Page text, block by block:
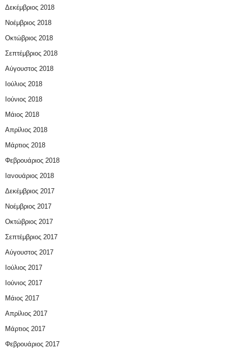
Δεκέμβριος 2018
Νοέμβριος 2018
Οκτώβριος 2018
Σεπτέμβριος 2018
Αύγουστος 2018
Ιούλιος 2018
Ιούνιος 2018
Μάιος 2018
Απρίλιος 2018
Μάρτιος 2018
Φεβρουάριος 2018
Ιανουάριος 2018
Δεκέμβριος 2017
Νοέμβριος 2017
Οκτώβριος 2017
Σεπτέμβριος 2017
Αύγουστος 2017
Ιούλιος 2017
Ιούνιος 2017
Μάιος 2017
Απρίλιος 2017
Μάρτιος 2017
Φεβρουάριος 2017